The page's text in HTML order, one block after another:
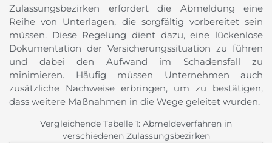
Zulassungsbezirken erfordert die Abmeldung eine
Reihe von Unterlagen, die sorgfältig vorbereitet sein
müssen. Diese Regelung dient dazu, eine lückenlose
Dokumentation der Versicherungssituation zu führen
und dabei den Aufwand im Schadensfall zu
minimieren. Häufig müssen Unternehmen auch
zusätzliche Nachweise erbringen, um zu bestätigen,
dass weitere Maßnahmen in die Wege geleitet wurden.
Vergleichende Tabelle 1: Abmeldeverfahren in
verschiedenen Zulassungsbezirken